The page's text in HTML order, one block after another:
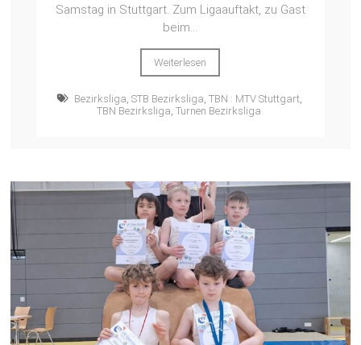
Samstag in Stuttgart. Zum Ligaauftakt, zu Gast
beim...
Weiterlesen
Bezirksliga ,STB Bezirksliga ,TBN : MTV Stuttgart
TBN Bezirksliga ,Turnen Bezirksliga